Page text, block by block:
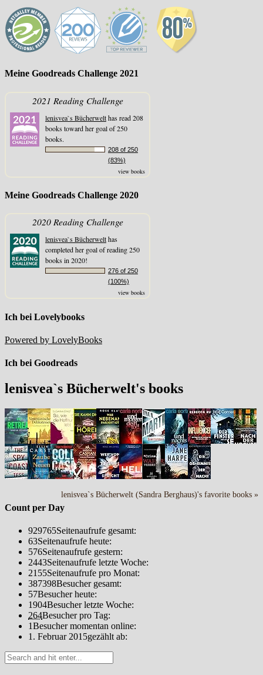
Meine Goodreads Challenge 2021
2021 Reading Challenge
lenisvea`s Bücherwelthas read 208
books toward her goal of 250
books.
208 of 250
(83%)
view books
Meine Goodreads Challenge 2020
2020 Reading Challenge
lenisvea`s Bücherwelthas
completed her goal of reading 250
books in 2020!
276 of 250
(100%)
view books
Ich bei Lovelybooks
Powered by LovelyBooks
Ich bei Goodreads
lenisvea`s Bücherwelt's books
lenisvea`s Bücherwelt (Sandra Berghaus)'s favorite books »
Count per Day
929765Seitenaufrufe gesamt:
63Seitenaufrufe heute:
576Seitenaufrufe gestern:
2443Seitenaufrufe letzte Woche:
2155Seitenaufrufe pro Monat:
387398Besucher gesamt:
57Besucher heute:
1904Besucher letzte Woche:
264Besucher pro Tag:
1Besucher momentan online:
1. Februar 2015gezählt ab: